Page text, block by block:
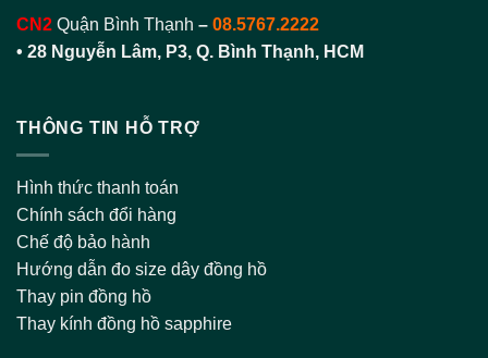
CN2 Quận Bình Thạnh – 08.5767.2222
• 28 Nguyễn Lâm, P3, Q. Bình Thạnh, HCM
THÔNG TIN HỖ TRỢ
Hình thức thanh toán
Chính sách đổi hàng
Chế độ bảo hành
Hướng dẫn đo size dây đồng hồ
Thay pin đồng hồ
Thay kính đồng hồ sapphire